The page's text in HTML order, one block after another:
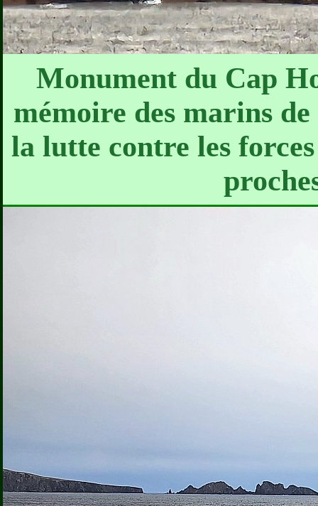
Monument du Cap
mémoire des marins
la lutte contre les